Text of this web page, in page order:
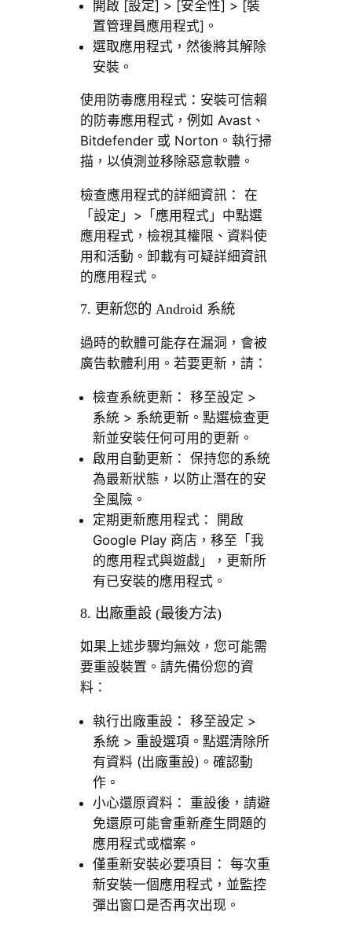
開啟 [設定] > [安全性] > [裝
置管理員應用程式]。
選取應用程式，然後將其解除
安裝。
使用防毒應用程式：安裝可信賴
的防毒應用程式，例如 Avast、
Bitdefender 或 Norton。執行掃
描，以偵測並移除惡意軟體。
檢查應用程式的詳細資訊： 在
「設定」>「應用程式」中點選
應用程式，檢視其權限、資料使
用和活動。卸載有可疑詳細資訊
的應用程式。
7. 更新您的 Android 系統
過時的軟體可能存在漏洞，會被
廣告軟體利用。若要更新，請：
檢查系統更新： 移至設定 >
系統 > 系統更新。點選檢查更
新並安裝任何可用的更新。
啟用自動更新： 保持您的系統
為最新狀態，以防止潛在的安
全風險。
定期更新應用程式： 開啟
Google Play 商店，移至「我
的應用程式與遊戲」，更新所
有已安裝的應用程式。
8. 出廠重設 (最後方法)
如果上述步驟均無效，您可能需
要重設裝置。請先備份您的資
料：
執行出廠重設： 移至設定 >
系統 > 重設選項。點選清除所
有資料 (出廠重設)。確認動
作。
小心還原資料： 重設後，請避
免還原可能會重新產生問題的
應用程式或檔案。
僅重新安裝必要項目： 每次重
新安裝一個應用程式，並監控
彈出窗口是否再次出现。